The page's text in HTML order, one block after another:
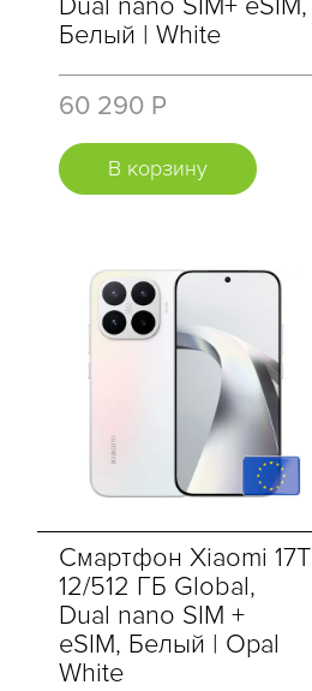
Dual nano SIM+ eSIM,
Белый | White
60 290 Р
В корзину
Смартфон Xiaomi 17T
12/512 ГБ Global,
Dual nano SIM +
eSIM, Белый | Opal
White